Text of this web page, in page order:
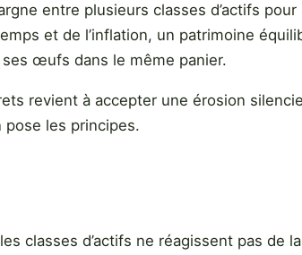
entre plusieurs classes d’actifs
et de l’inflation, un patrimoine
œufs dans le même panier.
revient à accepter une érosion
pose les principes.
classes d’actifs ne réagissent pas de